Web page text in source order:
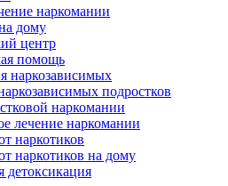
наркомании
дому
центр
помощь
наркозависимых
подростков
наркомании
лечение наркомании
наркотиков
наркотиков на дому
детоксикация